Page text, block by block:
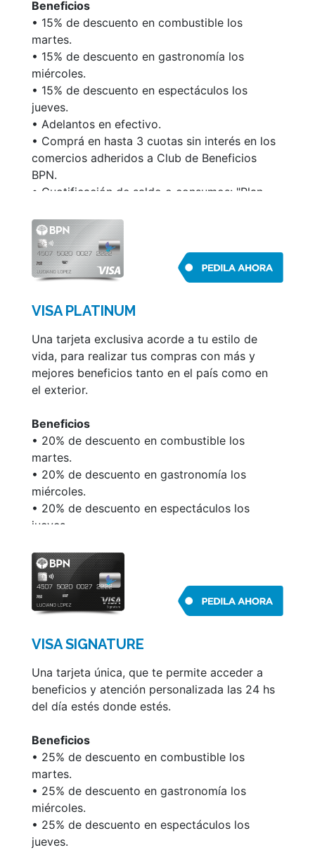
Para acceder a más información sobre las
características y condiciones de los servicios
detallados, ingresá en www.visa.com.ar.
Beneficios
• 15% de descuento en combustible los
martes.
• 15% de descuento en gastronomía los
miércoles.
• 15% de descuento en espectáculos los
jueves.
• Adelantos en efectivo.
• Comprá en hasta 3 cuotas sin interés en los
comercios adheridos a Club de Beneficios
BPN.
• Cuotificación de saldo o consumos: "Plan
cuotas fijas tu resumen de cuenta o
cualquiera de los consumos realizados en un
pago, en el plazo más conveniente.
• Débito automático de impuestos y
• Pago de impuestos y servicios por teléfono
• Gestión de Claves PIN.
• Renovación automática.
Podés acceder a información de tu cuenta y
Para acceder a más información sobre las
características y condiciones de los servicios
detallados, ingresá en www.visa.com.ar.
VISA PLATINUM
Una tarjeta exclusiva acorde a tu estilo de
vida, para realizar tus compras con más y
mejores beneficios tanto en el país como en
el exterior.
Beneficios
• 20% de descuento en combustible los
martes.
• 20% de descuento en gastronomía los
miércoles.
• 20% de descuento en espectáculos los
jueves.
• Compras en hasta 3 cuotas sin interés en
comercios de distintos rubros adheridos a
Club de Beneficios BPN.
• Cuotificación de saldo o consumos: "Plan
cuotas fijas tu resumen de cuenta o
pago, en el plazo más conveniente.
• Débito automático de impuestos y
servicios.
o Internet.
• Gestión de Claves PIN.
• Renovación automática.
• Podés ver la información de tu cuenta y
administrar la misma a través de Mis Tarjetas.
Para acceder a más información sobre las
VISA SIGNATURE
Una tarjeta única, que te permite acceder a
beneficios y atención personalizada las 24 hs
del día estés donde estés.
Beneficios
• 25% de descuento en combustible los
martes.
• 25% de descuento en gastronomía los
miércoles.
• 25% de descuento en espectáculos los
jueves.